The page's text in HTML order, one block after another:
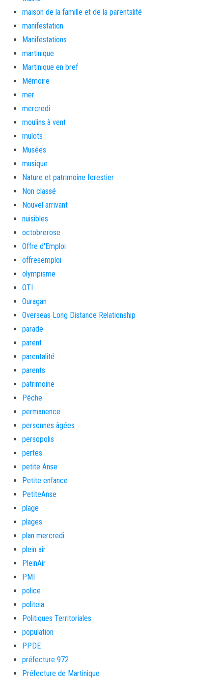
maison de la famille et de la parentalité
manifestation
Manifestations
martinique
Martinique en bref
Mémoire
mer
mercredi
moulins à vent
mulots
Musées
musique
Nature et patrimoine forestier
Non classé
Nouvel arrivant
nuisibles
octobrerose
Offre d'Emploi
offresemploi
olympisme
OTI
Ouragan
Overseas Long Distance Relationship
parade
parent
parentalité
parents
patrimoine
Pêche
permanence
personnes âgées
persopolis
pertes
petite Anse
Petite enfance
PetiteAnse
plage
plages
plan mercredi
plein air
PleinAir
PMI
police
politeia
Politiques Territoriales
population
PPDE
préfecture 972
Préfecture de Martinique